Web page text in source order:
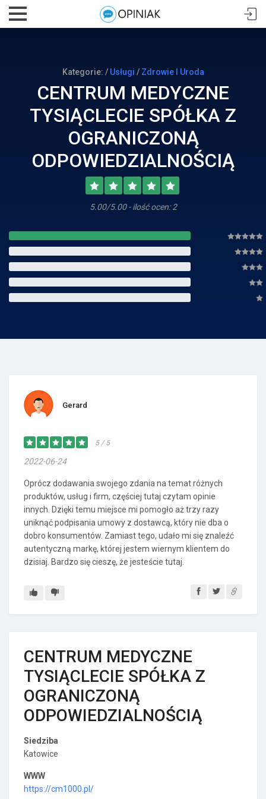
Kategorie: / Usługi / Zdrowie I Uroda
CENTRUM MEDYCZNE
TYSIĄCLECIE SPÓŁKA Z
OGRANICZONĄ
ODPOWIEDZIALNOŚCIĄ
5.00/5.00 - ilość ocen: 2
Gerard
5 / 5
2022-06-24
Oprócz dodawania swojego zdania na temat różnych
produktów, usług i firm, częściej tutaj czytam opinie
innych. Dzięki temu miejsce mi pomogło aż trzy razy
uniknąć podpisania umowy z dostawcą, który nie dba o
dobro konsumentów. Zamiast tego, udało mi się znaleźć
autentyczną markę, której jestem wiernym klientem do
dzisiaj. Bardzo się cieszę, że jesteście tutaj.
CENTRUM MEDYCZNE
TYSIĄCLECIE SPÓŁKA Z
OGRANICZONĄ
ODPOWIEDZIALNOŚCIĄ
Siedziba
Katowice
WWW
https://cm1000.pl/